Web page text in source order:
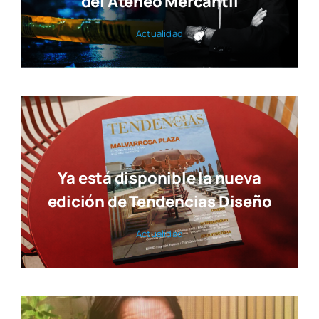
Actua­li­dad
Ya está disponible la nueva
edición de Tendencias Diseño
Actua­li­dad